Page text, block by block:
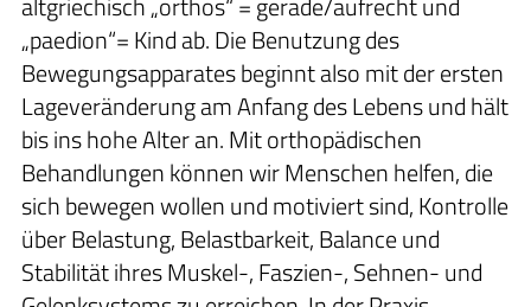
„paedion“= Kind ab. Die Benutzung des
Bewegungsapparates beginnt also mit der ersten
Lageveränderung am Anfang des Lebens und hält
bis ins hohe Alter an. Mit orthopädischen
Behandlungen können wir Menschen helfen, die
sich bewegen wollen und motiviert sind, Kontrolle
über Belastung, Belastbarkeit, Balance und
Stabilität ihres Muskel-, Faszien-, Sehnen- und